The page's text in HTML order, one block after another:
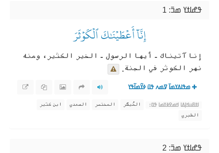
ߟߝߊߙߌ ߘߏ߫: 1
إِنَّآ أَعۡطَيۡنَٰكَ ٱلۡكَوۡثَرَ
إنا آتيناك - أيها الرسول - الخير الكثير، ومنه
نهر الكوثر في الجنة.
ߘߟߊߡߌߘߊ߫ ߜߘߍ ߟߎ߫ ߦߌ߬ߘߊ߬ߟߌ
ߊߙߊߓߎߞߊ߲ߡߊ ߞߘߐߦߌߘߊ ߟߎ߬: المُيسَّر المختصر السعدي
ابن كثير
الطبري
ߟߝߊߙߌ ߘߏ߫: 2